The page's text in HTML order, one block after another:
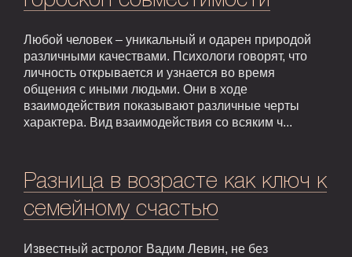
Любой человек – уникальный и одарен природой
различными качествами. Психологи говорят, что
личность открывается и узнается во время
общения с иными людьми. Они в ходе
взаимодействия показывают различные черты
характера. Вид взаимодействия со всяким ч...
Разница в возрасте как ключ к
семейному счастью
Известный астролог Вадим Левин, не без